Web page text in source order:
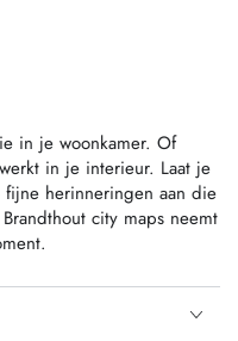
in je woonkamer. Of
in je interieur. Laat je
herinneringen aan die
city maps neemt